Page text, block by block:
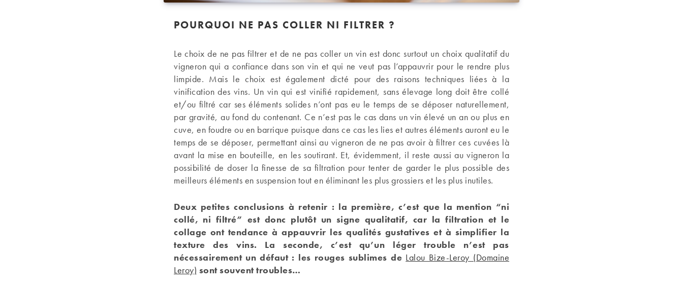
POURQUOI NE PAS COLLER NI FILTRER ?
Le choix de ne pas filtrer et de ne pas coller un vin est donc surtout un choix qualitatif du
vigneron qui a confiance dans son vin et qui ne veut pas l’appauvrir pour le rendre plus
limpide. Mais le choix est également dicté pour des raisons techniques liées à la
vinification des vins. Un vin qui est vinifié rapidement, sans élevage long doit être collé
et/ou filtré car ses éléments solides n’ont pas eu le temps de se déposer naturellement,
par gravité, au fond du contenant. Ce n’est pas le cas dans un vin élevé un an ou plus en
cuve, en foudre ou en barrique puisque dans ce cas les lies et autres éléments auront eu le
temps de se déposer, permettant ainsi au vigneron de ne pas avoir à filtrer ces cuvées là
avant la mise en bouteille, en les soutirant. Et, évidemment, il reste aussi au vigneron la
possibilité de doser la finesse de sa filtration pour tenter de garder le plus possible des
meilleurs éléments en suspension tout en éliminant les plus grossiers et les plus inutiles.
Deux petites conclusions à retenir : la première, c’est que la mention “ni
collé, ni filtré” est donc plutôt un signe qualitatif, car la filtration et le
collage ont tendance à appauvrir les qualités gustatives et à simplifier la
texture des vins. La seconde, c’est qu’un léger trouble n’est pas
nécessairement un défaut : les rouges sublimes de Lalou Bize-Leroy (Domaine
Leroy) sont souvent troubles…